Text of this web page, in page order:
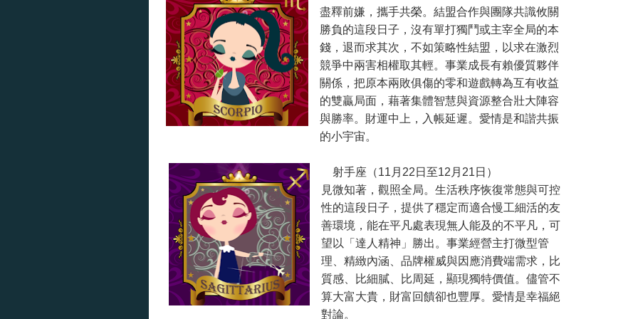
盡釋前嫌，攜手共榮。結盟合作與團隊共識攸關
勝負的這段日子，沒有單打獨鬥或主宰全局的本
錢，退而求其次，不如策略性結盟，以求在激烈
競爭中兩害相權取其輕。事業成長有賴優質夥伴
關係，把原本兩敗俱傷的零和遊戲轉為互有收益
的雙贏局面，藉著集體智慧與資源整合壯大陣容
與勝率。財運中上，入帳延遲。愛情是和諧共振
的小宇宙。
射手座（11月22日至12月21日）
見微知著，觀照全局。生活秩序恢復常態與可控
性的這段日子，提供了穩定而適合慢工細活的友
善環境，能在平凡處表現無人能及的不平凡，可
望以「達人精神」勝出。事業經營主打微型管
理、精緻內涵、品牌權威與因應消費端需求，比
質感、比細膩、比周延，顯現獨特價值。儘管不
算大富大貴，財富回饋卻也豐厚。愛情是幸福絕
對論。